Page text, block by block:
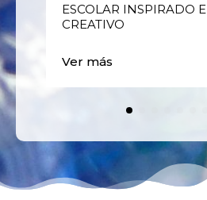
ESCOLAR INSPIRADO
CREATIVO
Ver más